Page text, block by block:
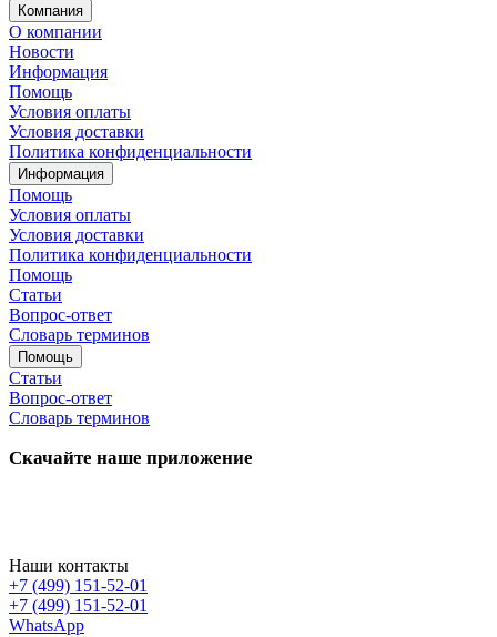
Компания
О компании
Новости
Информация
Помощь
Условия оплаты
Условия доставки
Политика конфиденциальности
Информация
Помощь
Условия оплаты
Условия доставки
Политика конфиденциальности
Помощь
Статьи
Вопрос-ответ
Словарь терминов
Помощь
Статьи
Вопрос-ответ
Словарь терминов
Скачайте наше приложение
Наши контакты
+7 (499) 151-52-01
+7 (499) 151-52-01
WhatsApp